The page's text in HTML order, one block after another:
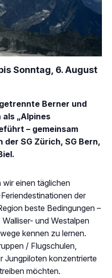
Sonntag, 6. August
Berner und
„Alpines
– gemeinsam
SG Zürich, SG Bern,
einen täglichen
der
beste Bedingungen –
und Westalpen
kennen zu lernen.
/ Flugschulen,
Jungpiloten konzentrierte
möchten.